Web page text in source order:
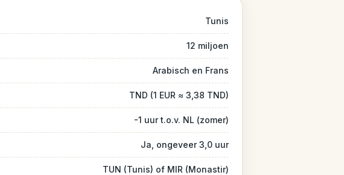
Tunis
12 miljoen
Arabisch en Frans
TND (1 EUR ≈ 3,38 TND)
-1 uur t.o.v. NL (zomer)
Ja, ongeveer 3,0 uur
TUN (Tunis) of MIR (Monastir)